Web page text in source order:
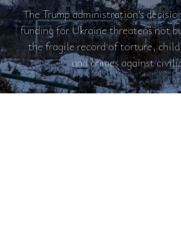
The Trump administration’s
funding for Ukraine threatens not
the fragile record of torture,
and crimes against